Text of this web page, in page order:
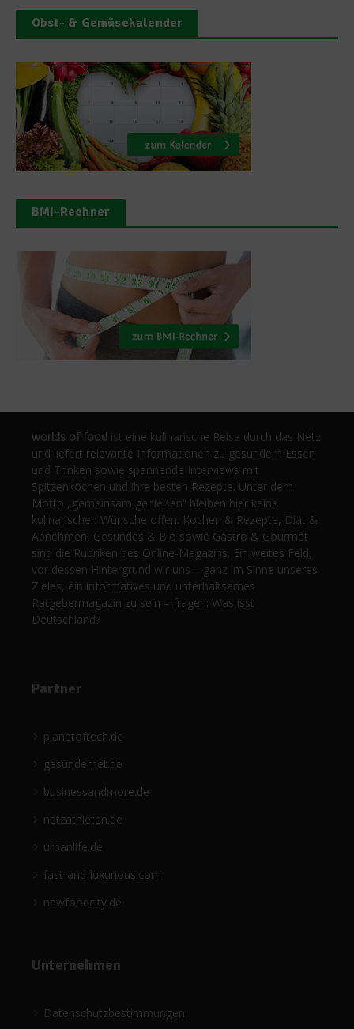
Obst- & Gemüsekalender
BMI-Rechner
worlds of food ist eine kulinarische Reise durch das Netz
und liefert relevante Informationen zu gesundem Essen
und Trinken sowie spannende Interviews mit
Spitzenköchen und ihre besten Rezepte. Unter dem
Motto „gemeinsam genießen“ bleiben hier keine
kulinarischen Wünsche offen. Kochen & Rezepte, Diät &
Abnehmen, Gesundes & Bio sowie Gastro & Gourmet
sind die Rubriken des Online-Magazins. Ein weites Feld,
vor dessen Hintergrund wir uns – ganz im Sinne unseres
Zieles, ein informatives und unterhaltsames
Ratgebermagazin zu sein – fragen: Was isst
Deutschland?
Partner
planetoftech.de
gesündernet.de
businessandmore.de
netzathleten.de
urbanlife.de
fast-and-luxurious.com
newfoodcity.de
Unternehmen
Datenschutzbestimmungen